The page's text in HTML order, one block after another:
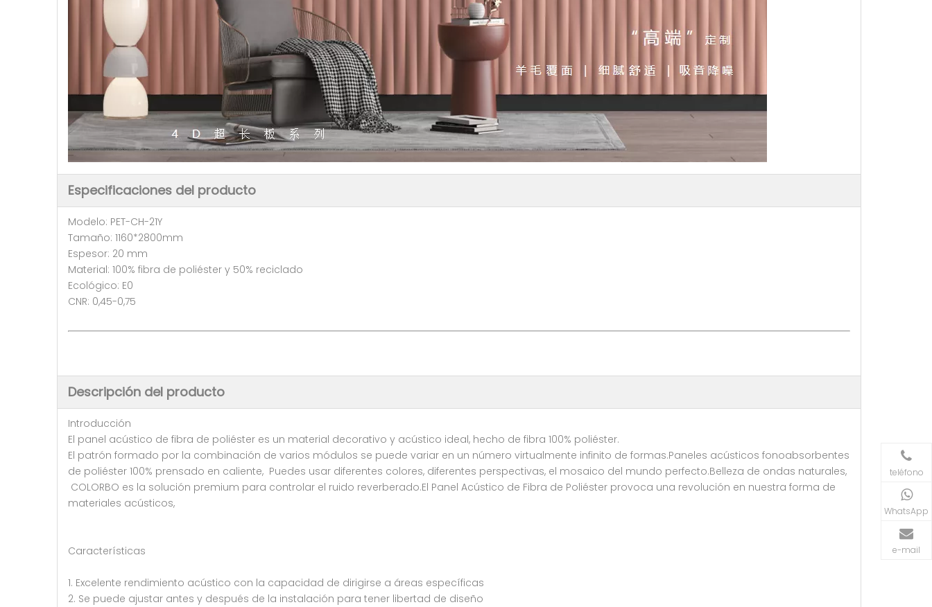
Especificaciones del producto
Modelo: PET-CH-21Y
Tamaño: 1160*2800mm
Espesor: 20 mm
Material: 100% fibra de poliéster y 50% reciclado
Ecológico: E0
CNR: 0,45-0,75
Descripción del producto
Introducción
El panel acústico de fibra de poliéster es un material decorativo y acústico ideal, hecho de fibra 100% poliéster.
El patrón formado por la combinación de varios módulos se puede variar en un número virtualmente infinito de formas.Paneles acústicos fonoabsorbentes
de poliéster 100% prensado en caliente, Puedes usar diferentes colores, diferentes perspectivas, el mosaico del mundo perfecto.Belleza de ondas naturales,
COLORBO es la solución premium para controlar el ruido reverberado.El Panel Acústico de Fibra de Poliéster provoca una revolución en nuestra forma de
materiales acústicos,
Características
1. Excelente rendimiento acústico con la capacidad de dirigirse a áreas específicas
2. Se puede ajustar antes y después de la instalación para tener libertad de diseño
teléfono
WhatsApp
e-mail